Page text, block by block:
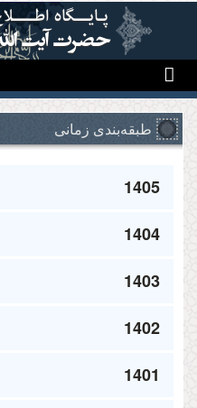
Skip to main content
طبقه‌بندی زمانی
1405
1404
1403
1402
1401